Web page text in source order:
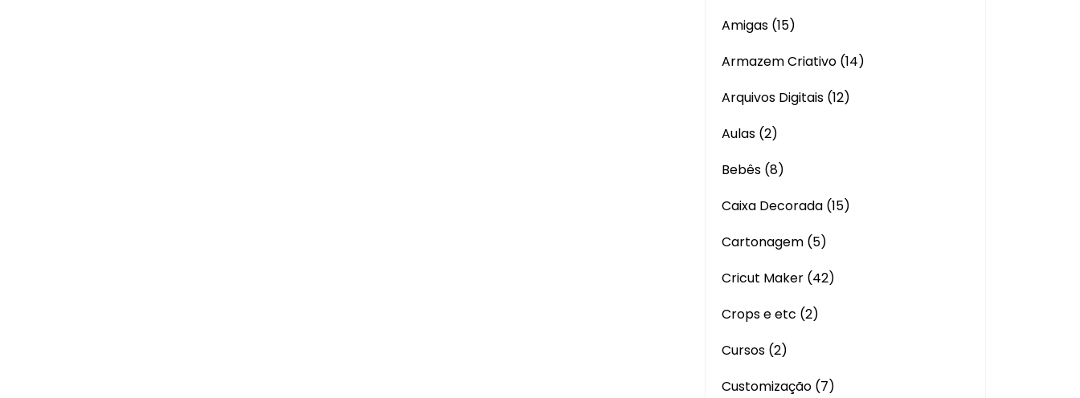
Amigas (15)
Armazem Criativo (14)
Arquivos Digitais (12)
Aulas (2)
Bebês (8)
Caixa Decorada (15)
Cartonagem (5)
Cricut Maker (42)
Crops e etc (2)
Cursos (2)
Customização (7)